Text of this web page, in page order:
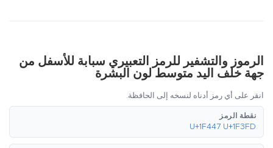
الرموز والتشفير للرمز التعبيري سبابة للأسفل من
جهة خلف اليد متوسط لون البشرة
انقر على أي رمز أدناه لنسخه إلى الحافظة.
نقطة الرمز
U+1F447 U+1F3FD